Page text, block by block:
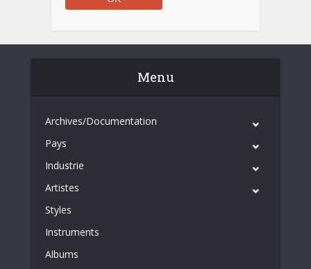
Menu
Archives/Documentation
Pays
Industrie
Artistes
Styles
Instruments
Albums